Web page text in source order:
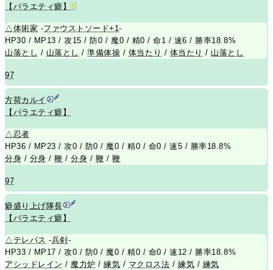
【バラエティ癖】
R
△体術家 -ファウストソード+1-
HP30 / MP13 / 攻15 / 防0 / 魔0 / 精0 / 命1 / 速6 / 勝率18.8%
山落とし / 山落とし /準備体操 / 体当たり / 体当たり / 山落とし
97
方荷カルイ
【バラエティ癖】
△忍者
HP36 / MP23 / 攻0 / 防0 / 魔0 / 精0 / 命0 / 速5 / 勝率18.8%
分身 / 分身 /鞭 /分身 / 鞭 /鞭
97
癖盛り上げ隊長
【バラエティ癖】
△ テレパス -兵剣 -
HP33 / MP17 / 攻0 / 防0 / 魔0 / 精0 / 命0 / 速12 / 勝率18.8%
アシッドレイン / 魔力炉 /練気 / マクロス法 /練気 / 練気